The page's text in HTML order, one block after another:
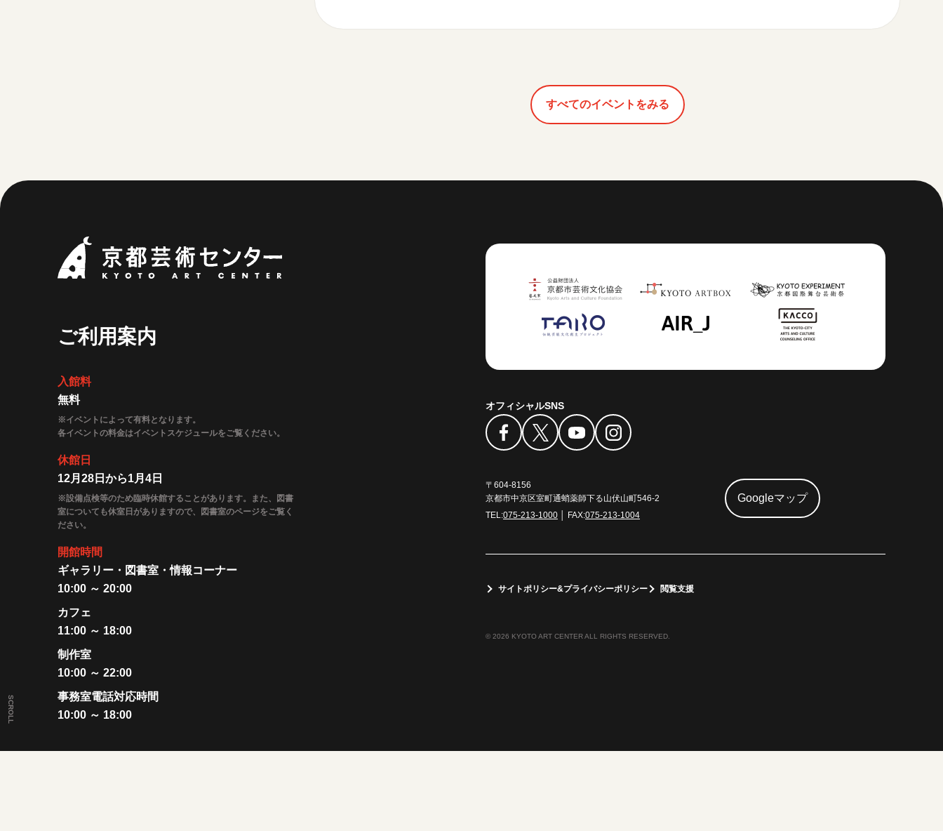
SCROLL
すべてのイベントをみる
ご利用案内
入館料
無料
※イベントによって有料となります。
各イベントの料金はイベントスケジュールをご覧ください。
休館日
12月28日から1月4日
※設備点検等のため臨時休館することがあります。また、図書
室についても休室日がありますので、図書室のページをご覧く
ださい。
開館時間
ギャラリー・図書室・情報コーナー
10:00 ～ 20:00
カフェ
11:00 ～ 18:00
制作室
10:00 ～ 22:00
事務室電話対応時間
10:00 ～ 18:00
オフィシャルSNS
〒604-8156
京都市中京区室町通蛸薬師下る山伏山町546-2
TEL:075-213-1000 │ FAX:075-213-1004
Googleマップ
サイトポリシー&プライバシーポリシー 閲覧支援
© 2026 KYOTO ART CENTER ALL RIGHTS RESERVED.